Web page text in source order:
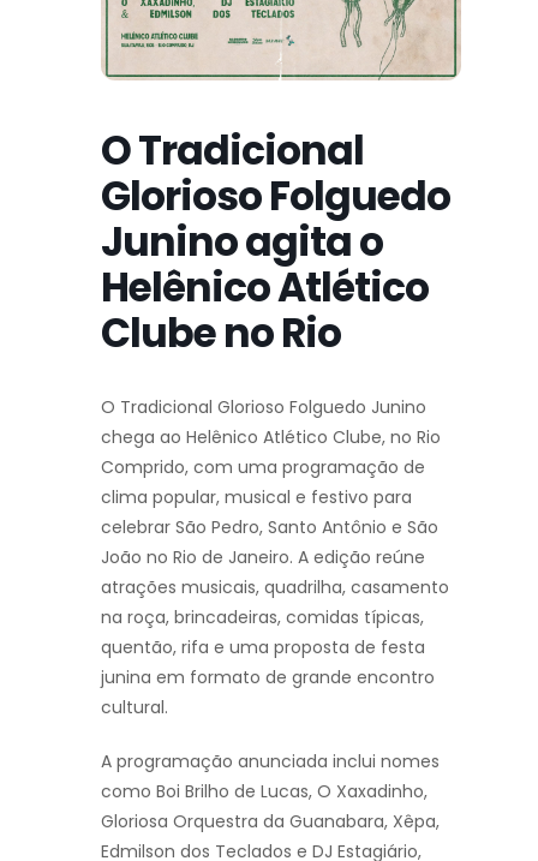
O Tradicional
Glorioso Folguedo
Junino agita o
Helênico Atlético
Clube no Rio
O Tradicional Glorioso Folguedo Junino
chega ao Helênico Atlético Clube, no Rio
Comprido, com uma programação de
clima popular, musical e festivo para
celebrar São Pedro, Santo Antônio e São
João no Rio de Janeiro. A edição reúne
atrações musicais, quadrilha, casamento
na roça, brincadeiras, comidas típicas,
quentão, rifa e uma proposta de festa
junina em formato de grande encontro
cultural.
A programação anunciada inclui nomes
como Boi Brilho de Lucas, O Xaxadinho,
Gloriosa Orquestra da Guanabara, Xêpa,
Edmilson dos Teclados e DJ Estagiário,